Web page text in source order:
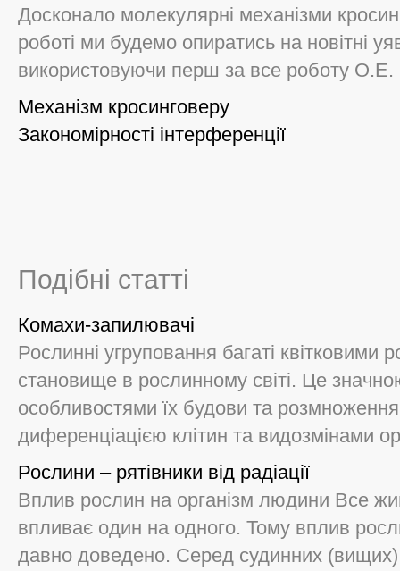
Досконало молекулярні механізми
роботі ми будемо опиратись на новітні
використовуючи перш за все роботу О.Е.
Механізм кросинговеру
Закономірності інтерференції
Подібні статті
Комахи-запилювачі
Рослинні угруповання багаті
становище в рослинному світі. Це
особливостями їх будови та
диференціацією клітин та видозмінами
Рослини – рятівники від радіації
Вплив рослин на організм людини Все
впливає один на одного. Тому вплив
давно доведено. Серед судинних